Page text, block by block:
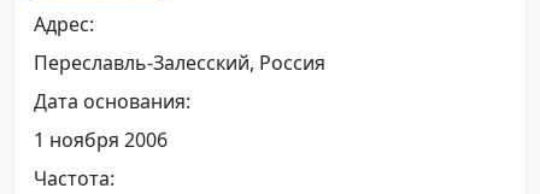
Адрес:
Переславль-Залесский, Россия
Дата основания:
1 ноября 2006
Частота: